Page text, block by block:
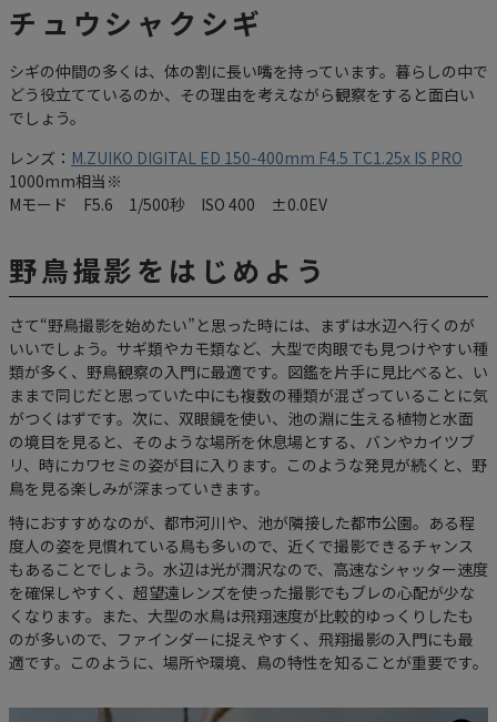
チュウシャクシギ
シギの仲間の多くは、体の割に長い嘴を持っています。暮らしの中で
どう役立てているのか、その理由を考えながら観察をすると面白い
でしょう。
レンズ： M.ZUIKO DIGITAL ED 150-400mm F4.5 TC1.25x IS PRO
1000mm相当※
Mモード F5.6 1/500秒 ISO 400 ±0.0EV
野鳥撮影をはじめよう
さて“野鳥撮影を始めたい”と思った時には、まずは水辺へ行くのが
いいでしょう。サギ類やカモ類など、大型で肉眼でも見つけやすい種
類が多く、野鳥観察の入門に最適です。図鑑を片手に見比べると、い
ままで同じだと思っていた中にも複数の種類が混ざっていることに気
がつくはずです。次に、双眼鏡を使い、池の淵に生える植物と水面
の境目を見ると、そのような場所を休息場とする、バンやカイツブ
リ、時にカワセミの姿が目に入ります。このような発見が続くと、野
鳥を見る楽しみが深まっていきます。
特におすすめなのが、都市河川や、池が隣接した都市公園。ある程
度人の姿を見慣れている鳥も多いので、近くで撮影できるチャンス
もあることでしょう。水辺は光が潤沢なので、高速なシャッター速度
を確保しやすく、超望遠レンズを使った撮影でもブレの心配が少な
くなります。また、大型の水鳥は飛翔速度が比較的ゆっくりしたも
のが多いので、ファインダーに捉えやすく、飛翔撮影の入門にも最
適です。このように、場所や環境、鳥の特性を知ることが重要です。